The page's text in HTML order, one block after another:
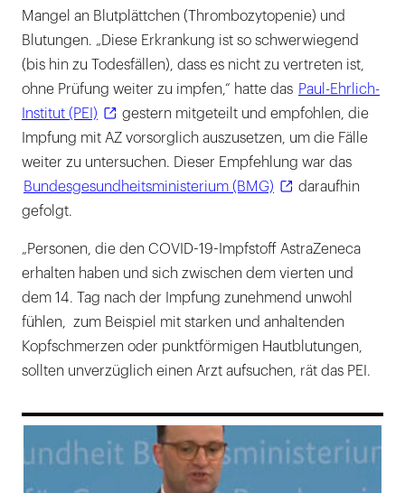
Mangel an Blutplättchen (Thrombozytopenie) und
Blutungen. „Diese Erkrankung ist so schwerwiegend
(bis hin zu Todesfällen), dass es nicht zu vertreten ist,
ohne Prüfung weiter zu impfen,“ hatte das Paul-Ehrlich-
Institut (PEI)
gestern mitgeteilt und empfohlen, die
Impfung mit AZ vorsorglich auszusetzen, um die Fälle
weiter zu untersuchen. Dieser Empfehlung war das
Bundesgesundheitsministerium (BMG)
daraufhin
gefolgt.
„Personen, die den COVID-19-Impfstoff AstraZeneca
erhalten haben und sich zwischen dem vierten und
dem 14. Tag nach der Impfung zunehmend unwohl
fühlen, zum Beispiel mit starken und anhaltenden
Kopfschmerzen oder punktförmigen Hautblutungen,
sollten unverzüglich einen Arzt aufsuchen, rät das PEI.